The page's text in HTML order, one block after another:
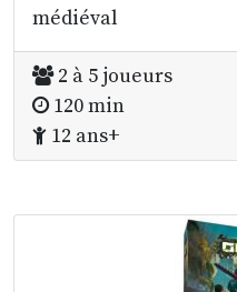
médiéval
2 à 5 joueurs
120 min
12 ans+